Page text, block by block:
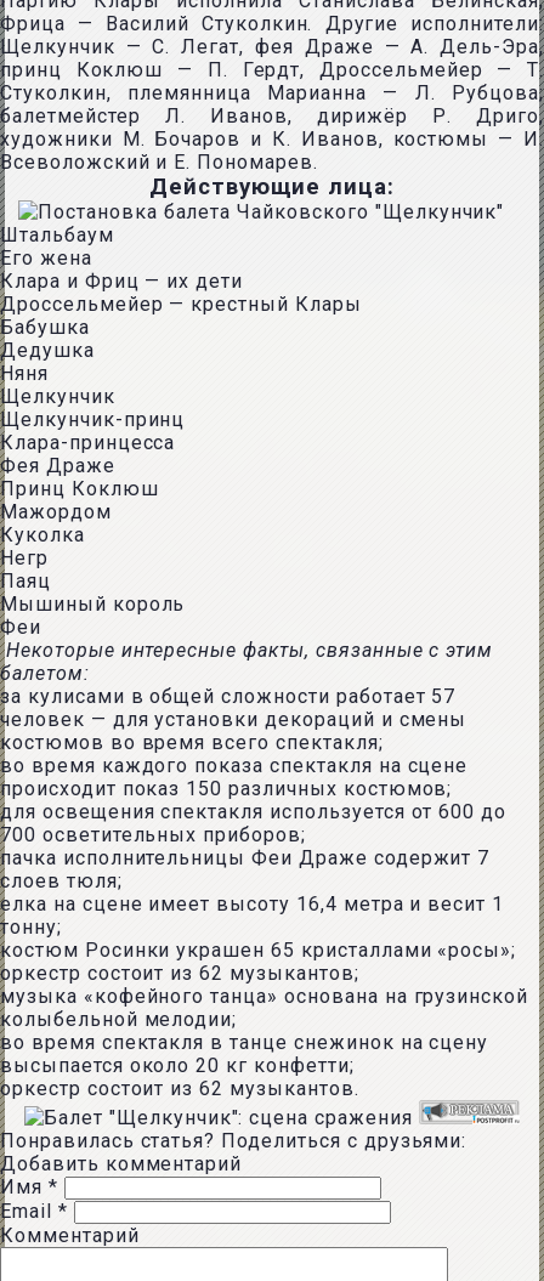
Фрица — Василий Стуколкин. Другие исполнители:
Щелкунчик — С. Легат, фея Драже — А. Дель-Эра,
принц Коклюш — П. Гердт, Дроссельмейер — Т.
Стуколкин, племянница Марианна — Л. Рубцова;
балетмейстер Л. Иванов, дирижёр Р. Дриго,
художники М. Бочаров и К. Иванов, костюмы — И.
Всеволожский и Е. Пономарев.
Действующие лица:
Штальбаум
Его жена
Клара и Фриц — их дети
Дроссельмейер — крестный Клары
Бабушка
Дедушка
Няня
Щелкунчик
Щелкунчик-принц
Клара-принцесса
Фея Драже
Принц Коклюш
Мажордом
Куколка
Негр
Паяц
Мышиный король
Феи
Некоторые интересные факты, связанные с этим
балетом:
за кулисами в общей сложности работает 57
человек — для установки декораций и смены
костюмов во время всего спектакля;
во время каждого показа спектакля на сцене
происходит показ 150 различных костюмов;
для освещения спектакля используется от 600 до
700 осветительных приборов;
пачка исполнительницы Феи Драже содержит 7
слоев тюля;
елка на сцене имеет высоту 16,4 метра и весит 1
тонну;
костюм Росинки украшен 65 кристаллами «росы»;
оркестр состоит из 62 музыкантов;
музыка «кофейного танца» основана на грузинской
колыбельной мелодии;
во время спектакля в танце снежинок на сцену
высыпается около 20 кг конфетти;
оркестр состоит из 62 музыкантов.
Понравилась статья? Поделиться с друзьями:
Добавить комментарий
Имя *
Email *
Комментарий